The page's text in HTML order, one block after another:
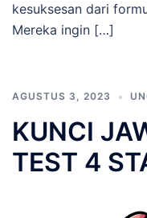
kesuksesan dari
Mereka ingin […]
AGUSTUS 3, 2023
KUNCI
TEST 4